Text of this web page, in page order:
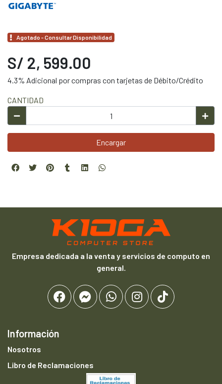
Agotado - Consultar Disponibilidad
S/ 2, 599.00
4.3% Adicional por compras con tarjetas de Débito/Crédito
CANTIDAD
Encargar
Empresa dedicada a la venta y servicios de computo en
general.
Información
Nosotros
Libro de Reclamaciones